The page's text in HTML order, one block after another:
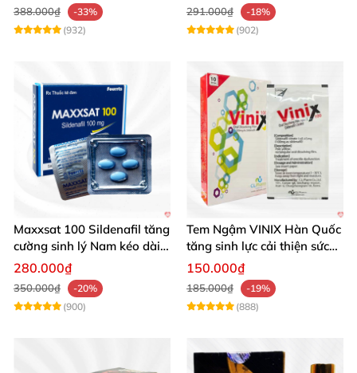
388.000₫
-33%
(932)
291.000₫
-18%
(902)
Maxxsat 100 Sildenafil tăng
cường sinh lý Nam kéo dài
hiệu quả
280.000₫
350.000₫
-20%
(900)
Tem Ngậm VINIX Hàn Quốc
tăng sinh lực cải thiện sức
khỏe phái mạnh
150.000₫
185.000₫
-19%
(888)